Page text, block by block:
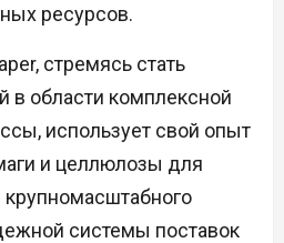
ресурсов.
стремясь стать
в области комплексной
использует свой опыт
и целлюлозы для
системы поставок